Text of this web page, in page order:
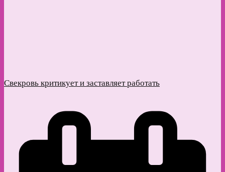
Свекровь критикует и заставляет работать